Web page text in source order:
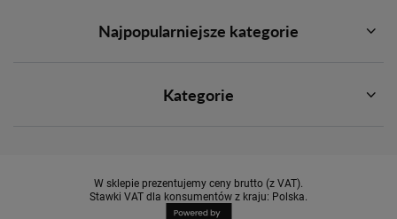
Najpopularniejsze kategorie
Kategorie
W sklepie prezentujemy ceny brutto (z VAT).
Stawki VAT dla konsumentów z kraju: Polska.